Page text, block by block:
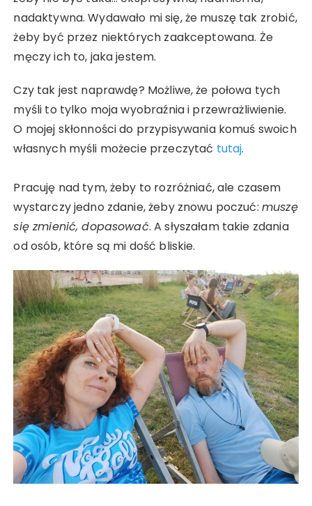
nadaktywna. Wydawało mi się, że muszę tak zrobić,
żeby być przez niektórych zaakceptowana. Że
męczy ich to, jaka jestem.
Czy tak jest naprawdę? Możliwe, że połowa tych
myśli to tylko moja wyobraźnia i przewrażliwienie.
O mojej skłonności do przypisywania komuś swoich
własnych myśli możecie przeczytać tutaj.
Pracuję nad tym, żeby to rozróżniać, ale czasem
wystarczy jedno zdanie, żeby znowu poczuć: muszę
się zmienić, dopasować. A słyszałam takie zdania
od osób, które są mi dość bliskie.